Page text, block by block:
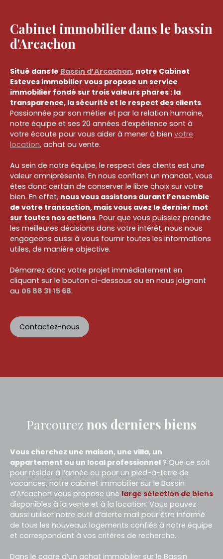
Cabinet immobilier dans le bassin
d'Arcachon
Situé dans le Bassin d’Arcachon, notre Cabinet
Esteves immobilier vous propose un service
immobilier fondé sur trois valeurs phares : la
transparence, la sécurité et le respect des clients.
Passionnée par son métier et par la relation humaine,
notre équipe et ses 20 années d’expérience sont à
votre écoute pour vous aider à mener à bien votre
location, achat ou vente.
Au sein de notre équipe, le respect des clients est une
valeur omniprésente. En nous confiant un mandat, vous
êtes donc certain de conserver le libre choix sur votre
bien. En effet, nous vous assistons durant l’ensemble
de votre transaction, mais vous avez le dernier mot
sur toutes nos actions. Pour que vous puissiez prendre
les meilleures décisions dans votre intérêt, nous nous
engageons aussi à vous fournir toutes les informations
utiles, de manière objective.
Démarrez donc votre projet immédiatement en
cliquant sur le bouton ci-dessous ou en nous joignant
au 06 88 31 15 68.
Contactez-nous
Parcourez nos derniers biens
Vous cherchez une maison, une villa, un
appartement ou un local professionnel ? Que ce soit
pour résider à l’année ou pour un pied-à-terre de
vacances, notre cabinet immobilier sur le Bassin
d’Arcachon vous propose une large sélection de biens
disponibles à la vente et à la location. Vous pouvez
aussi utiliser notre outil d’alerte mail pour être informé
de tous les nouveaux logements confiés à notre équipe
et correspondant à vos critères de recherche.
Dans le cadre d’un achat immobilier sur le Bassin